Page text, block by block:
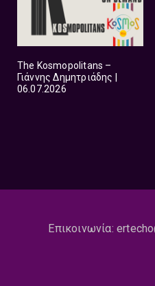
The Kosmopolitans –
Γιάννης Δημητριάδης |
06.07.2026
Επικοινωνία: